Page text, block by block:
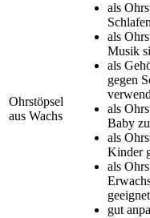
Ohrstöpsel
aus Wachs
als
als
Musik
als
gegen
als
Baby
als
Kinder
als
geeignet
gut